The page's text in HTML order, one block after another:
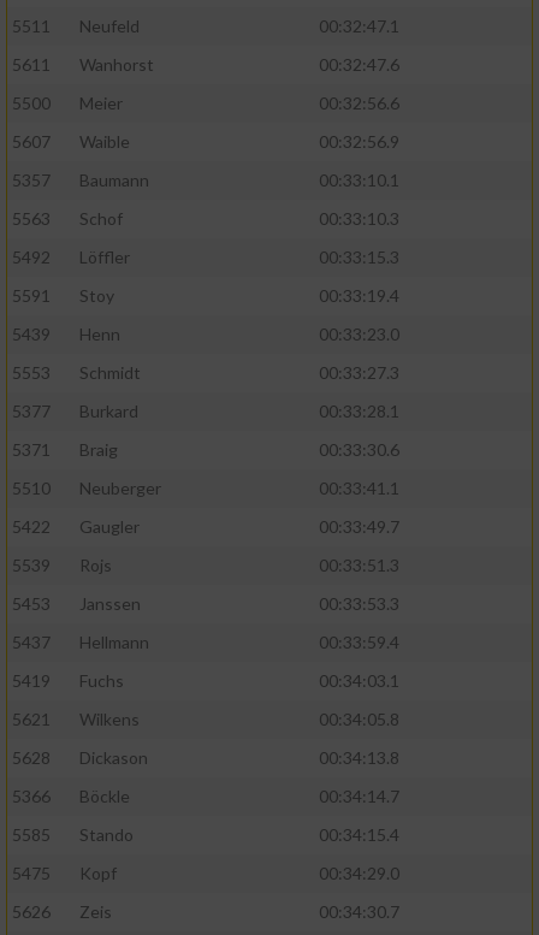
5511
Neufeld
00:32:47.1
5611
Wanhorst
00:32:47.6
5500
Meier
00:32:56.6
5607
Waible
00:32:56.9
5357
Baumann
00:33:10.1
5563
Schof
00:33:10.3
5492
Löffler
00:33:15.3
5591
Stoy
00:33:19.4
5439
Henn
00:33:23.0
5553
Schmidt
00:33:27.3
5377
Burkard
00:33:28.1
5371
Braig
00:33:30.6
5510
Neuberger
00:33:41.1
5422
Gaugler
00:33:49.7
5539
Rojs
00:33:51.3
5453
Janssen
00:33:53.3
5437
Hellmann
00:33:59.4
5419
Fuchs
00:34:03.1
5621
Wilkens
00:34:05.8
5628
Dickason
00:34:13.8
5366
Böckle
00:34:14.7
5585
Stando
00:34:15.4
5475
Kopf
00:34:29.0
5626
Zeis
00:34:30.7